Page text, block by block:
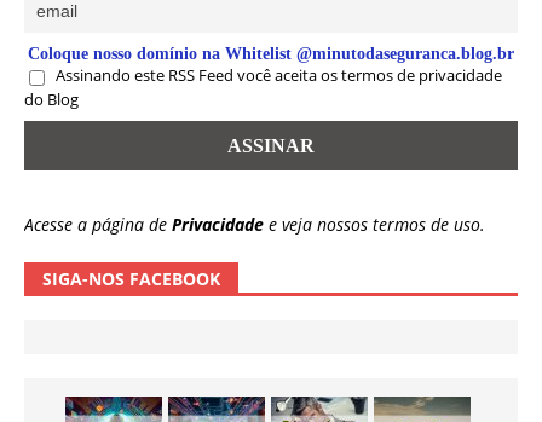
Coloque nosso domínio na Whitelist @minutodaseguranca.blog.br
Assinando este RSS Feed você aceita os termos de privacidade
do Blog
Acesse a página de Privacidade e veja nossos termos de uso.
SIGA-NOS FACEBOOK